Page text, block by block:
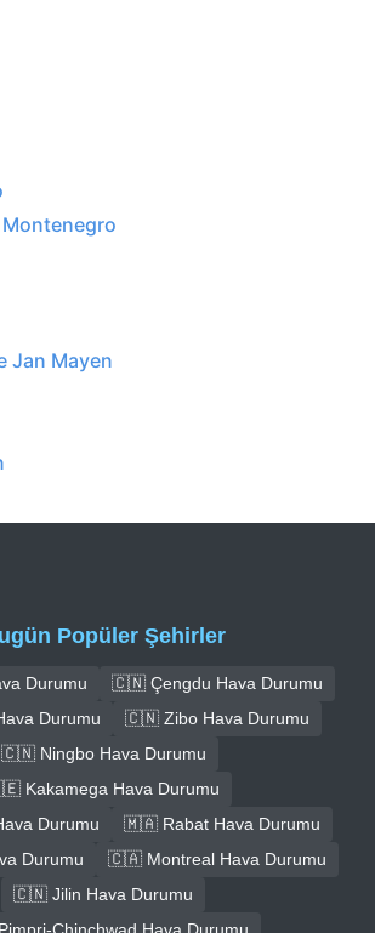
Mayen
Popüler Şehirler
Durumu
🇨🇳 Çengdu Hava Durumu
Durumu
🇨🇳 Zibo Hava Durumu
🇨🇳 Ningbo Hava Durumu
Kakamega Hava Durumu
Durumu
🇲🇦 Rabat Hava Durumu
Durumu
🇨🇦 Montreal Hava Durumu
🇨🇳 Jilin Hava Durumu
Chinchwad Hava Durumu